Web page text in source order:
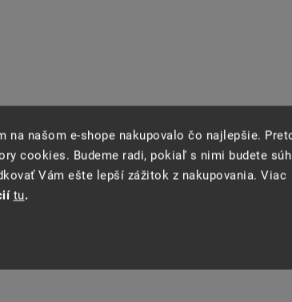
na našom e-shope nakupovalo čo najlepšie.
cookies. Budeme radi, pokiaľ s nimi budete
Vám ešte lepší zážitok z nakupovania. Viac
tu.
zadné LED svetlá červeno
BMW E90, E91
Angel Eyes bielymi